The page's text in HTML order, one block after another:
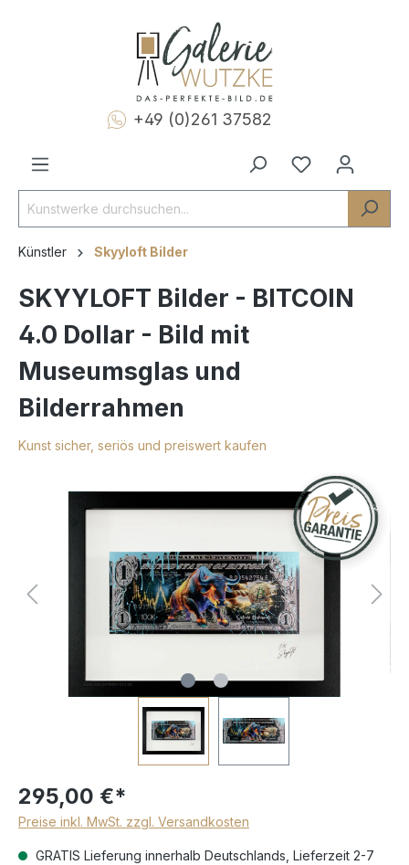
+49 (0)261 37582
Künstler Skyyloft Bilder
SKYYLOFT Bilder - BITCOIN
4.0 Dollar - Bild mit
Museumsglas und
Bilderrahmen
Kunst sicher, seriös und preiswert kaufen
295,00 €*
Preise inkl. MwSt. zzgl. Versandkosten
GRATIS Lieferung innerhalb Deutschlands, Lieferzeit 2-7